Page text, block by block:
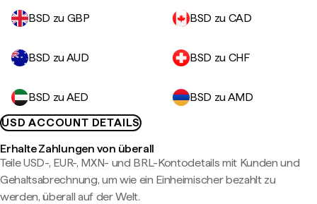
BSD zu GBP BSD zu CAD
BSD zu AUD BSD zu CHF
BSD zu AED
BSD zu AMD
USD ACCOUNT DETAILS
Erhalte Zahlungen von überall
Teile USD-, EUR-, MXN- und BRL-Kontodetails mit Kunden und
Gehaltsabrechnung, um wie ein Einheimischer bezahlt zu
werden, überall auf der Welt.